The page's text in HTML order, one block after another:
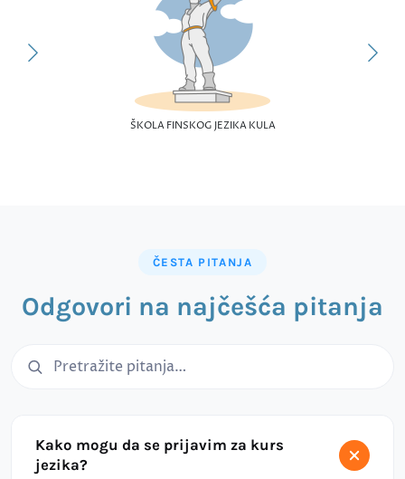
ŠKOLA FINSKOG JEZIKA KULA
ČESTA PITANJA
Odgovori na najčešća pitanja
Kako mogu da se prijavim za kurs
jezika?